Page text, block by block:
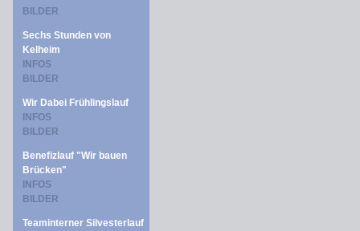
BILDER
Sechs Stunden von
Kelheim
INFOS
BILDER
Wir Dabei Frühlingslauf
INFOS
BILDER
Benefizlauf "Wir bauen
Brücken"
INFOS
BILDER
Teaminterner Silvesterlauf